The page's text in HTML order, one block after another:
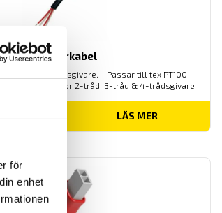
för
enhet
Kopparkabel
till motståndsgivare. - Passar till tex PT100,
PT1000 - Finns för 2-tråd, 3-tråd & 4-trådsgivare
LÄS MER